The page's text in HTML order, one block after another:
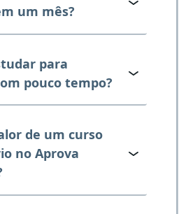
um mês?
para
pouco tempo?
de um curso
no Aprova